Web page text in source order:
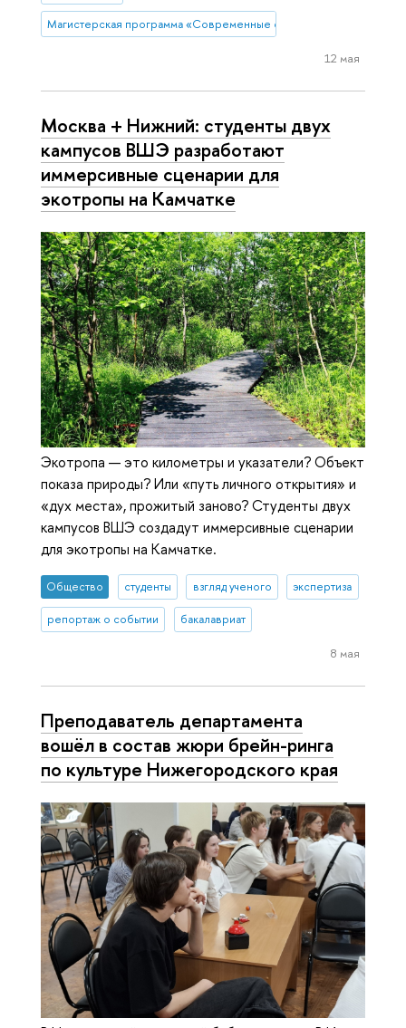
Магистерская программа «Современные филологические
12 мая
Москва + Нижний: студенты двух
кампусов ВШЭ разработают
иммерсивные сценарии для
экотропы на Камчатке
Экотропа — это километры и указатели? Объект
показа природы? Или «путь личного открытия» и
«дух места», прожитый заново? Студенты двух
кампусов ВШЭ создадут иммерсивные сценарии
для экотропы на Камчатке.
Общество студенты взгляд ученого экспертиза
репортаж о событии бакалавриат
8 мая
Преподаватель департамента
вошёл в состав жюри брейн-ринга
по культуре Нижегородского края